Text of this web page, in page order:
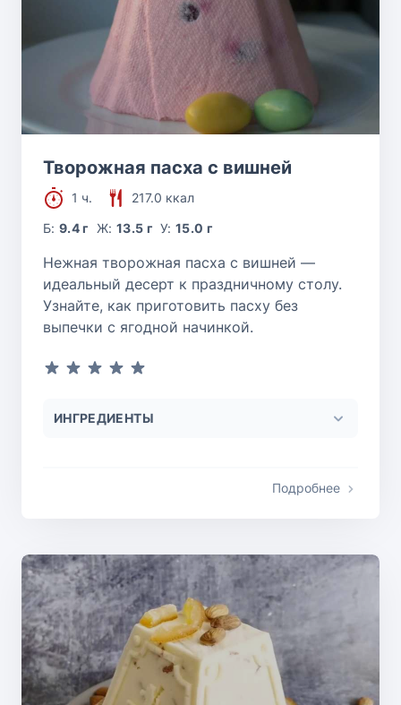
Творожная пасха с вишней
1 ч.
217.0 ккал
Б:9.4 г Ж: 13.5 г У:15.0 г
Нежная творожная пасха с вишней —
идеальный десерт к праздничному столу.
Узнайте, как приготовить пасху без
выпечки с ягодной начинкой.
ИНГРЕДИЕНТЫ
Подробнее